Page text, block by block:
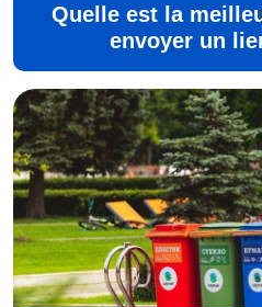
Quelle est la
envoyer un